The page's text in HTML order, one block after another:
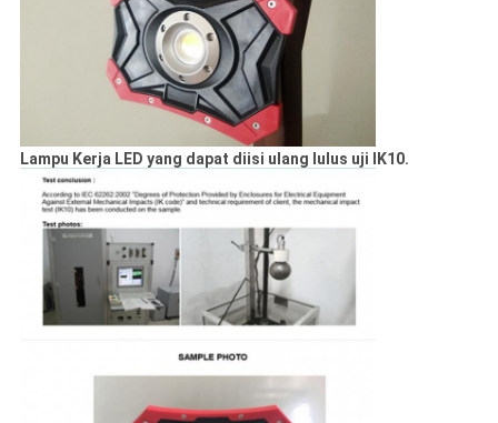
Lampu Kerja LED yang dapat diisi ulang lulus uji IK10.